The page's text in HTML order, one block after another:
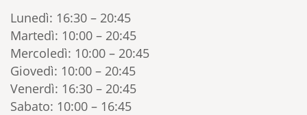
Lunedì: 16:30 – 20:45
Martedì: 10:00 – 20:45
Mercoledì: 10:00 – 20:45
Giovedì: 10:00 – 20:45
Venerdì: 16:30 – 20:45
Sabato: 10:00 – 16:45